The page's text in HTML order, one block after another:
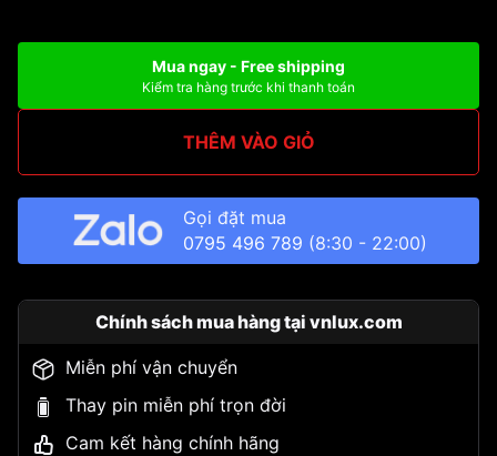
Mua ngay - Free shipping
Kiểm tra hàng trước khi thanh toán
THÊM VÀO GIỎ
Gọi đặt mua
0795 496 789 (8:30 - 22:00)
Chính sách mua hàng tại vnlux.com
Miễn phí vận chuyển
Thay pin miễn phí trọn đời
Cam kết hàng chính hãng